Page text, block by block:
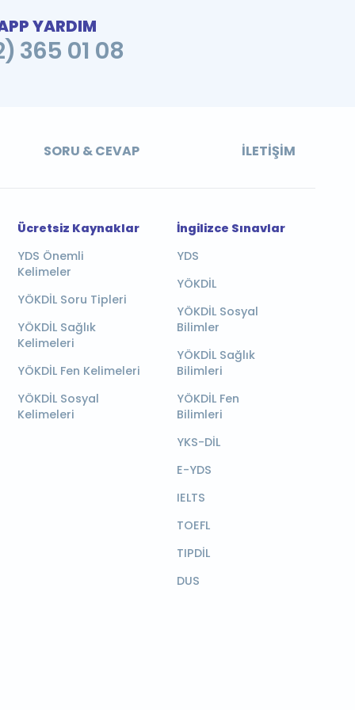
YARDIM
365 01 08
SORU & CEVAP İLETIŞIM
Ücretsiz Kaynaklar
YDS Önemli
Kelimeler
YÖKDİL Soru Tipleri
YÖKDİL Sağlık
Kelimeleri
YÖKDİL Fen Kelimeleri
YÖKDİL Sosyal
Kelimeleri
İngilizce Sınavlar
YDS
YÖKDİL
YÖKDİL Sosyal
Bilimler
YÖKDİL Sağlık
Bilimleri
YÖKDİL Fen
Bilimleri
YKS-DİL
E-YDS
IELTS
TOEFL
TIPDİL
DUS